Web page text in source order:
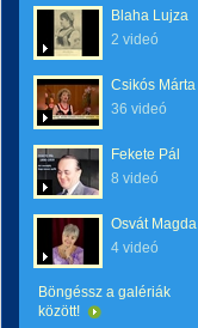
Blaha Lujza
2 videó
Csikós Márta
36 videó
Fekete Pál
8 videó
Osvát Magda
4 videó
Böngéssz a galériák
között!